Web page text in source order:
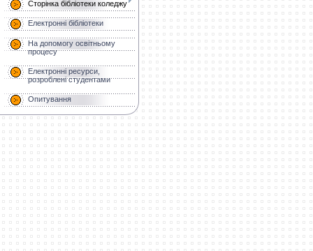
Сторінка бібліотеки коледжу
Електронні бібліотеки
На допомогу освітньому
процесу
Електронні ресурси,
розроблені студентами
Опитування